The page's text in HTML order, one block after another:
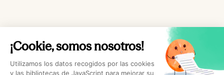
¡Cookie, somos nosotros!
Utilizamos los datos recogidos por las cookies
y las bibliotecas de JavaScript para mejorar su